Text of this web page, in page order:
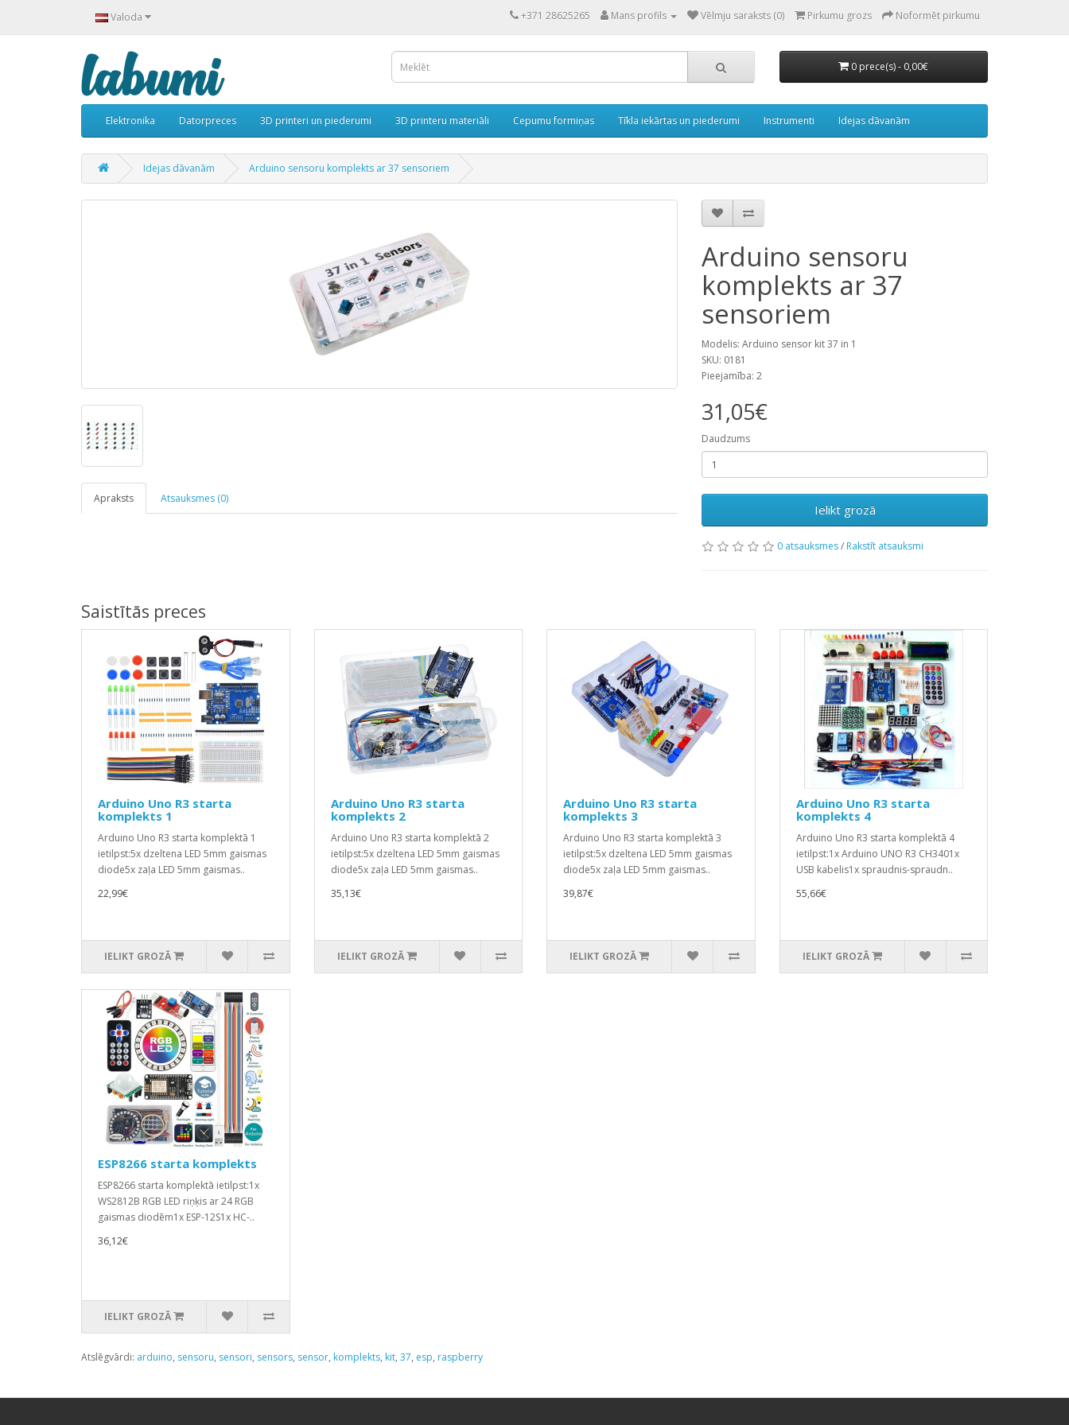
Valoda +371 28625265 Mans profils Vēlmju saraksts (0) Pirkumu grozs Noformēt pirkumu
0 prece(s) - 0,00€
Elektronika Datorpreces 3D printeri un piederumi 3D printeru materiāli Cepumu formiņas Tīkla iekārtas un piederumi Instrumenti Idejas dāvanām
Idejas dāvanām Arduino sensoru komplekts ar 37 sensoriem
Apraksts Atsauksmes (0)
Arduino sensoru
komplekts ar 37
sensoriem
Modelis: Arduino sensor kit 37 in 1
SKU: 0181
Pieejamība: 2
31,05€
Daudzums
Ielikt grozā
0 atsauksmes/ Rakstīt atsauksmi
Saistītās preces
Arduino Uno R3 starta
komplekts 1
Arduino Uno R3 starta komplektā 1
ietilpst:5x dzeltena LED 5mm gaismas
diode5x zaļa LED 5mm gaismas..
22,99€
IELIKT GROZĀ
Arduino Uno R3 starta
komplekts 2
Arduino Uno R3 starta komplektā 2
ietilpst:5x dzeltena LED 5mm gaismas
diode5x zaļa LED 5mm gaismas..
35,13€
IELIKT GROZĀ
Arduino Uno R3 starta
komplekts 3
Arduino Uno R3 starta komplektā 3
ietilpst:5x dzeltena LED 5mm gaismas
diode5x zaļa LED 5mm gaismas..
39,87€
IELIKT GROZĀ
Arduino Uno R3 starta
komplekts 4
Arduino Uno R3 starta komplektā 4
ietilpst:1x Arduino UNO R3 CH3401x
USB kabelis1x spraudnis-spraudn..
55,66€
IELIKT GROZĀ
ESP8266 starta komplekts
ESP8266 starta komplektā ietilpst:1x
WS2812B RGB LED riņķis ar 24 RGB
gaismas diodēm1x ESP-12S1x HC-..
36,12€
IELIKT GROZĀ
Atslēgvārdi: arduino, sensoru, sensori, sensors, sensor, komplekts, kit, 37, esp, raspberry